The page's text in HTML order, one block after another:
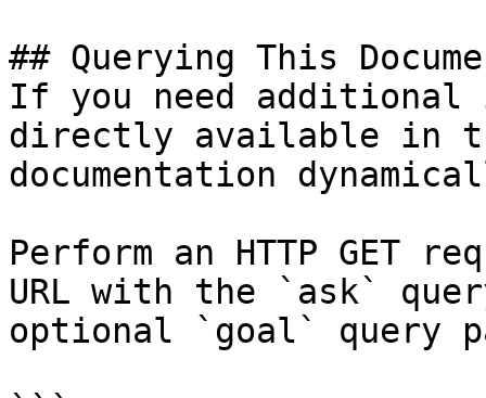
## Querying This
If you need
directly available in
documentation
Perform an HTTP GET
URL with the `ask`
optional `goal` query